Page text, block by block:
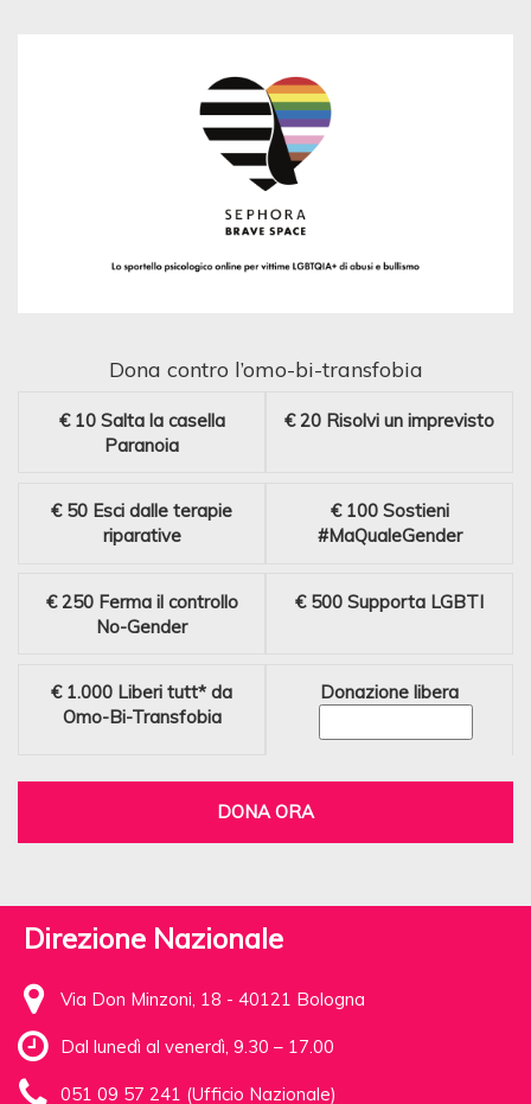
Dona contro l’omo-bi-transfobia
€ 10 Salta la casella
Paranoia
€ 20 Risolvi un imprevisto
€ 50 Esci dalle terapie
riparative
€ 100 Sostieni
#MaQualeGender
€ 250 Ferma il controllo
No-Gender
€ 500 Supporta LGBTI
€ 1.000 Liberi tutt* da
Omo-Bi-Transfobia
Donazione libera
DONA ORA
Direzione Nazionale
Via Don Minzoni, 18 - 40121 Bologna
Dal lunedì al venerdì, 9.30 – 17.00
051 09 57 241 (Ufficio Nazionale)